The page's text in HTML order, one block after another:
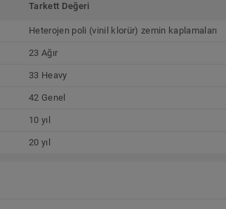
Tarkett Değeri
Heterojen poli (vinil klorür) zemin kaplamaları
23 Ağır
33 Heavy
42 Genel
10 yıl
20 yıl